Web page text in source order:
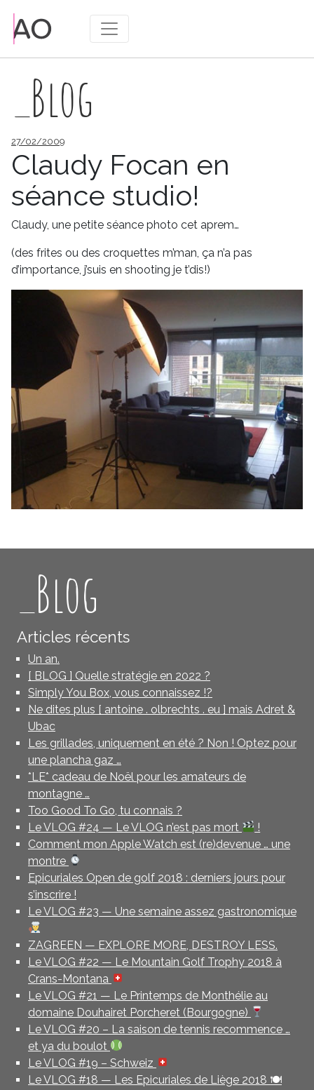
_Blog
Articles récents
Un an.
[ BLOG ] Quelle stratégie en 2022 ?
Simply You Box, vous connaissez !?
Ne dites plus [ antoine . olbrechts . eu ] mais Adret &
Ubac
Les grillades, uniquement en été ? Non ! Optez pour
une plancha gaz …
*LE* cadeau de Noël pour les amateurs de
montagne …
Too Good To Go, tu connais ?
Le VLOG #24 — Le VLOG n’est pas mort
!
Comment mon Apple Watch est (re)devenue … une
montre
Epicuriales Open de golf 2018 : derniers jours pour
s’inscrire !
Le VLOG #23 — Une semaine assez gastronomique
ZAGREEN — EXPLORE MORE, DESTROY LESS.
Le VLOG #22 — Le Mountain Golf Trophy 2018 à
Crans-Montana
Le VLOG #21 — Le Printemps de Monthélie au
domaine Douhairet Porcheret (Bourgogne)
Le VLOG #20 – La saison de tennis recommence …
et ya du boulot
Le VLOG #19 – Schweiz
Le VLOG #18 — Les Epicuriales de Liège 2018 🍽
_Blog
Publié
27/02/2009
Claudy Focan en
séance studio!
Claudy, une petite séance photo cet aprem…
(des frites ou des croquettes m’man, ça n’a pas
d’importance, j’suis en shooting je t’dis!)